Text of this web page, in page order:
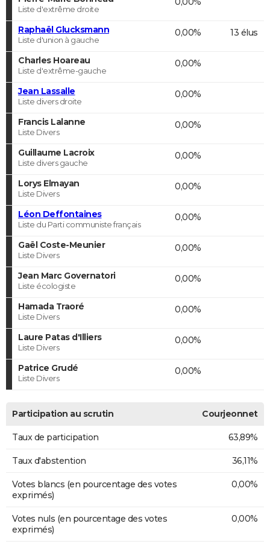
Liste d'extrême droite
Raphaël Glucksmann
Liste d'union à gauche
0,00% 13 élus
Charles Hoareau
Liste d'extrême-gauche
0,00%
Jean Lassalle
Liste divers droite
0,00%
Francis Lalanne
Liste Divers
0,00%
Guillaume Lacroix
Liste divers gauche
0,00%
Lorys Elmayan
Liste Divers
0,00%
Léon Deffontaines
Liste du Parti communiste français
0,00%
Gaël Coste-Meunier
Liste Divers
0,00%
Jean Marc Governatori
Liste écologiste
0,00%
Hamada Traoré
Liste Divers
0,00%
Laure Patas d'Illiers
Liste Divers
0,00%
Patrice Grudé
Liste Divers
0,00%
Participation au scrutin Courjeonnet
Taux de participation 63,89%
Taux d'abstention 36,11%
Votes blancs (en pourcentage des votes
exprimés)
0,00%
Votes nuls (en pourcentage des votes
exprimés)
0,00%